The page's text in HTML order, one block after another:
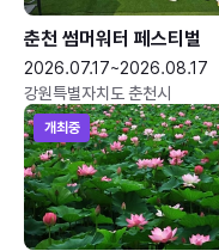
춘천 썸머워터 페스티벌
2026.07.17~2026.08.17
강원특별자치도 춘천시
개최중